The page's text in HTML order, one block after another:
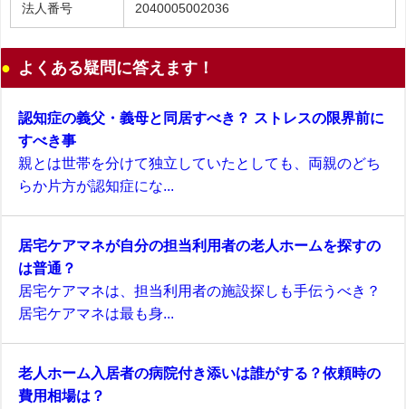
法人番号 2040005002036
よくある疑問に答えます！
認知症の義父・義母と同居すべき？ ストレスの限界前に
すべき事
親とは世帯を分けて独立していたとしても、両親のどち
らか片方が認知症にな...
居宅ケアマネが自分の担当利用者の老人ホームを探すの
は普通？
居宅ケアマネは、担当利用者の施設探しも手伝うべき？
居宅ケアマネは最も身...
老人ホーム入居者の病院付き添いは誰がする？依頼時の
費用相場は？